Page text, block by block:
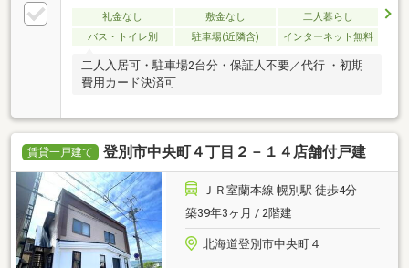
礼金なし 敷金なし
二人暮らし
バス・トイレ別
駐車場(近隣含) インターネット無料
二人入居可・駐車場2台分・保証人不要／代行 ・初期
費用カード決済可
賃貸一戸建て 登別市中央町４丁目２－１４店舗付戸建
ＪＲ室蘭本線 幌別駅 徒歩4分
築39年3ヶ月 / 2階建
北海道登別市中央町４